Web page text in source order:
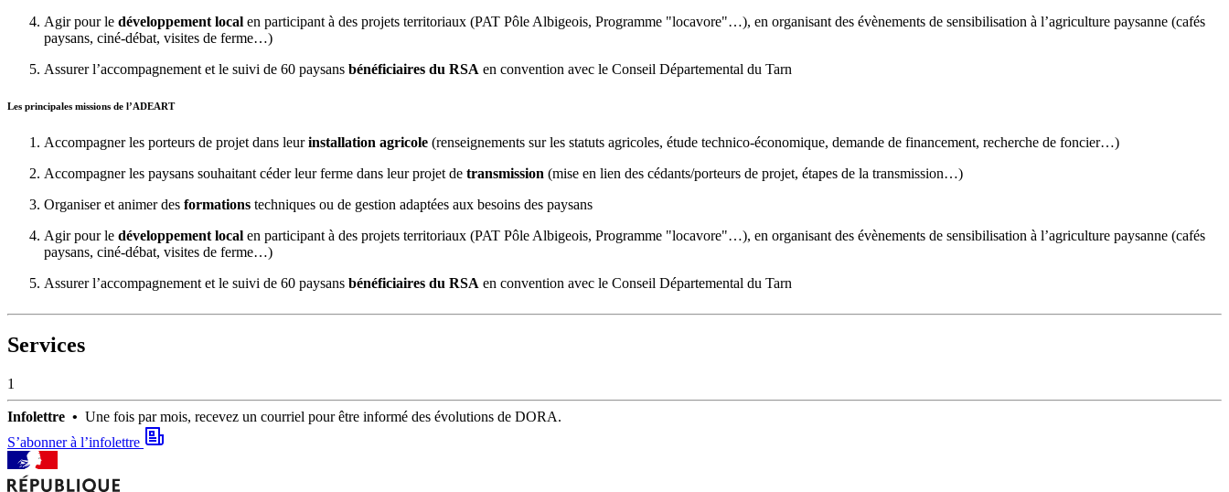
Agir pour le développement local en participant à des projets territoriaux (PAT Pôle Albigeois, Programme "locavore"…), en organisant des évènements de sensibilisation à l’agriculture paysanne (cafés
paysans, ciné-débat, visites de ferme…)
Assurer l’accompagnement et le suivi de 60 paysans bénéficiaires du RSA en convention avec le Conseil Départemental du Tarn
Les principales missions de l’ADEART
Accompagner les porteurs de projet dans leurinstallation agricole (renseignements sur les statuts agricoles, étude technico-économique, demande de financement, recherche de foncier…)
Accompagner les paysans souhaitant céder leur ferme dans leur projet de transmission (mise en lien des cédants/porteurs de projet, étapes de la transmission…)
Organiser et animer des formations techniques ou de gestion adaptées aux besoins des paysans
Agir pour le développement local en participant à des projets territoriaux (PAT Pôle Albigeois, Programme "locavore"…), en organisant des évènements de sensibilisation à l’agriculture paysanne (cafés
paysans, ciné-débat, visites de ferme…)
Assurer l’accompagnement et le suivi de 60 paysans bénéficiaires du RSA en convention avec le Conseil Départemental du Tarn
Services
1
Infolettre • Une fois par mois, recevez un courriel pour être informé des évolutions de DORA.
S’abonner à l’infolettre